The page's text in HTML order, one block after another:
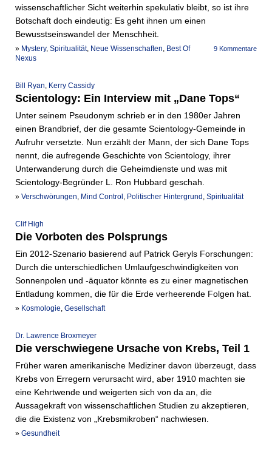
wissenschaftlicher Sicht weiterhin spekulativ bleibt, so ist ihre
Botschaft doch eindeutig: Es geht ihnen um einen
Bewusstseinswandel der Menschheit.
9 Kommentare
» Mystery, Spiritualität, Neue Wissenschaften, Best Of
Nexus
Bill Ryan, Kerry Cassidy
Scientology: Ein Interview mit „Dane Tops“
Unter seinem Pseudonym schrieb er in den 1980er Jahren
einen Brandbrief, der die gesamte Scientology-Gemeinde in
Aufruhr versetzte. Nun erzählt der Mann, der sich Dane Tops
nennt, die aufregende Geschichte von Scientology, ihrer
Unterwanderung durch die Geheimdienste und was mit
Scientology-Begründer L. Ron Hubbard geschah.
» Verschwörungen, Mind Control , Politischer Hintergrund , Spiritualität
Clif High
Die Vorboten des Polsprungs
Ein 2012-Szenario basierend auf Patrick Geryls Forschungen:
Durch die unterschiedlichen Umlaufgeschwindigkeiten von
Sonnenpolen und -äquator könnte es zu einer magnetischen
Entladung kommen, die für die Erde verheerende Folgen hat.
» Kosmologie, Gesellschaft
Dr. Lawrence Broxmeyer
Die verschwiegene Ursache von Krebs, Teil 1
Früher waren amerikanische Mediziner davon überzeugt, dass
Krebs von Erregern verursacht wird, aber 1910 machten sie
eine Kehrtwende und weigerten sich von da an, die
Aussagekraft von wissenschaftlichen Studien zu akzeptieren,
die die Existenz von „Krebsmikroben“ nachwiesen.
» Gesundheit